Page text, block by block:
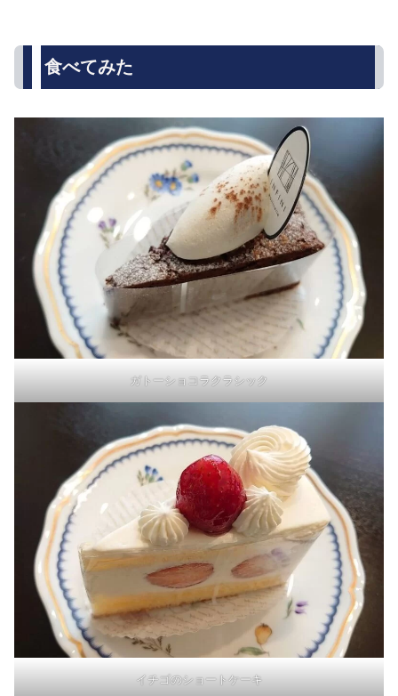
食べてみた
ガトーショコラクラシック
イチゴのショートケーキ